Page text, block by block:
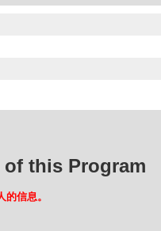
of this Program
信息。